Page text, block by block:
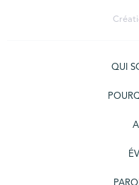
QUI